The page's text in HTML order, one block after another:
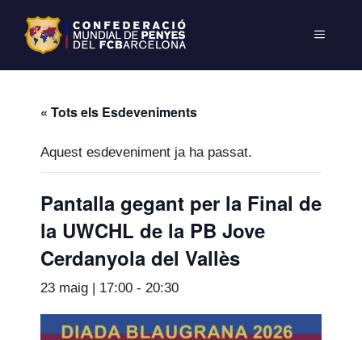
« Tots els Esdeveniments
Aquest esdeveniment ja ha passat.
Pantalla gegant per la Final de
la UWCHL de la PB Jove
Cerdanyola del Vallès
23 maig | 17:00 - 20:30